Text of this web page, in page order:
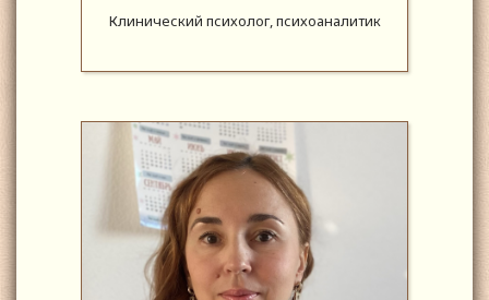
Клинический психолог, психоаналитик